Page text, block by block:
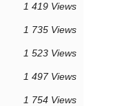
1 419 Views
1 735 Views
1 523 Views
1 497 Views
1 754 Views